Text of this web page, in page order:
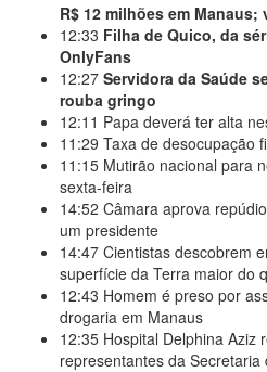
R$ 12 milhões em Manaus;
12:33 Filha de Quico, da
OnlyFans
12:27 Servidora da Saúde
rouba gringo
12:11 Papa deverá ter alta
11:29 Taxa de desocupação
11:15 Mutirão nacional para
sexta-feira
14:52 Câmara aprova
um presidente
14:47 Cientistas descobrem
superfície da Terra maior do
12:43 Homem é preso por
drogaria em Manaus
12:35 Hospital Delphina Aziz
representantes da